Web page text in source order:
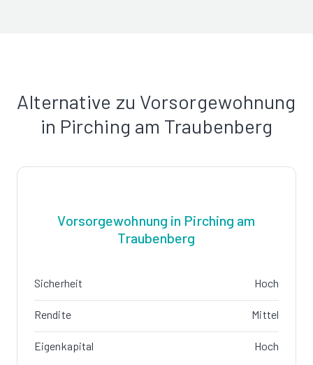
Alternative zu Vorsorgewohnung
in Pirching am Traubenberg
Vorsorgewohnung in Pirching am
Traubenberg
Sicherheit Hoch
Rendite Mittel
Eigenkapital Hoch